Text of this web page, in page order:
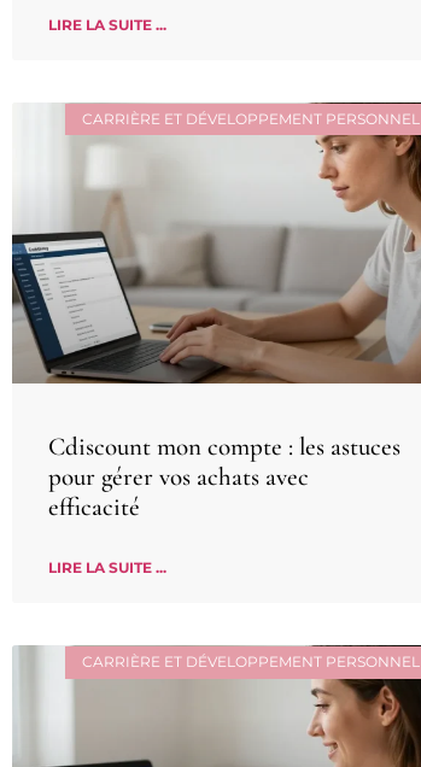
LIRE LA SUITE ...
CARRIÈRE ET DÉVELOPPEMENT PERSONNEL
Cdiscount mon compte : les astuces
pour gérer vos achats avec
efficacité
LIRE LA SUITE ...
CARRIÈRE ET DÉVELOPPEMENT PERSONNEL